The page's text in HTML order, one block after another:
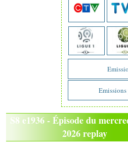
S8 e1936 - Épisode du
2026 replay